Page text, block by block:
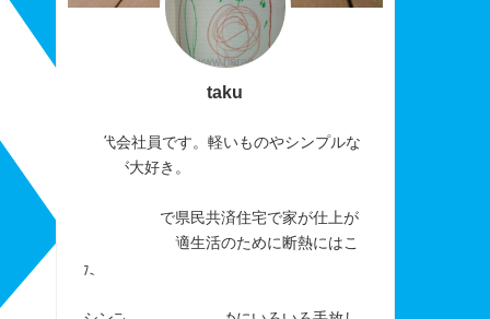
taku
40代会社員です。軽いものやシンプルな
ものが大好き。
おかげさまで県民共済住宅で家が仕上が
りました。快適生活のために断熱にはこ
だわりました。